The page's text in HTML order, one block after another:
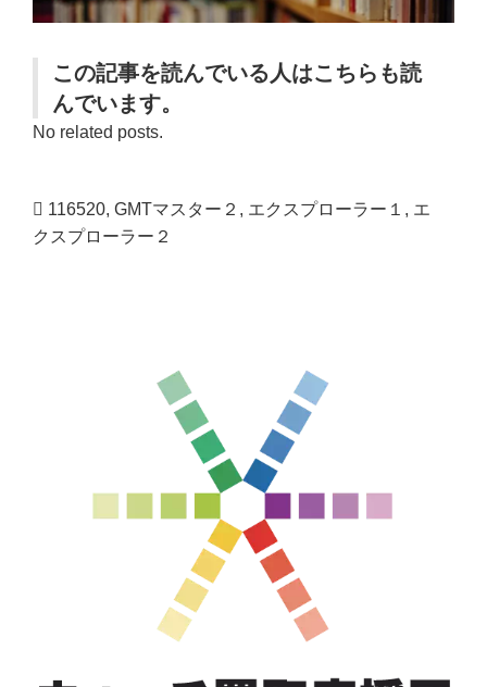
この記事を読んでいる人はこちらも読
んでいます。
No related posts.
116520, GMTマスター２ , エクスプローラー１ , エ
クスプローラー２